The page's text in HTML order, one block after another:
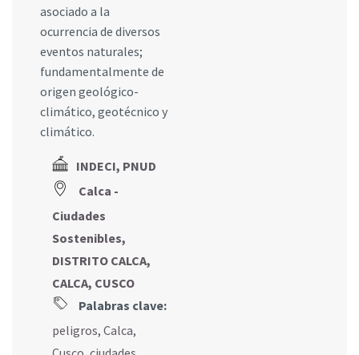
asociado a la
ocurrencia de diversos
eventos naturales;
fundamentalmente de
origen geológico-
climático, geotécnico y
climático.
INDECI, PNUD
Calca -
Ciudades
Sostenibles,
DISTRITO CALCA,
CALCA, CUSCO
Palabras clave:
peligros, Calca,